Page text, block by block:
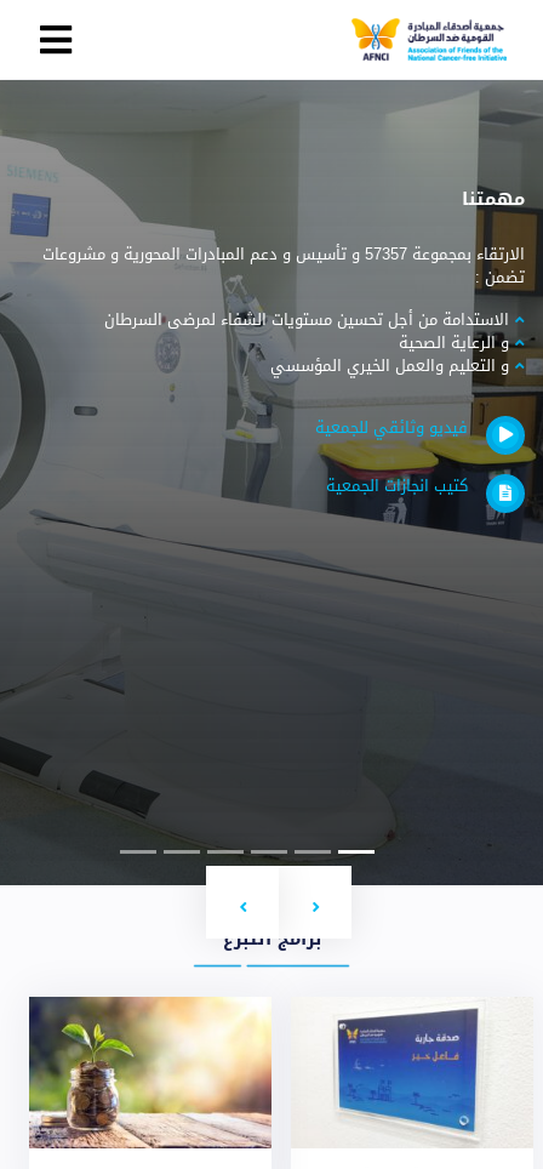
مهمتنا
الارتقاء بمجموعة 57357 و تأسيس و دعم المبادرات المحورية و مشروعات
تضمن :
الاستدامة من أجل تحسين مستويات الشفاء لمرضى السرطان
و الرعاية الصحية
و التعليم والعمل الخيري المؤسسي
فيديو وثائقي للجمعية
كتيب انجازات الجمعية
Previous
برامج التبرع